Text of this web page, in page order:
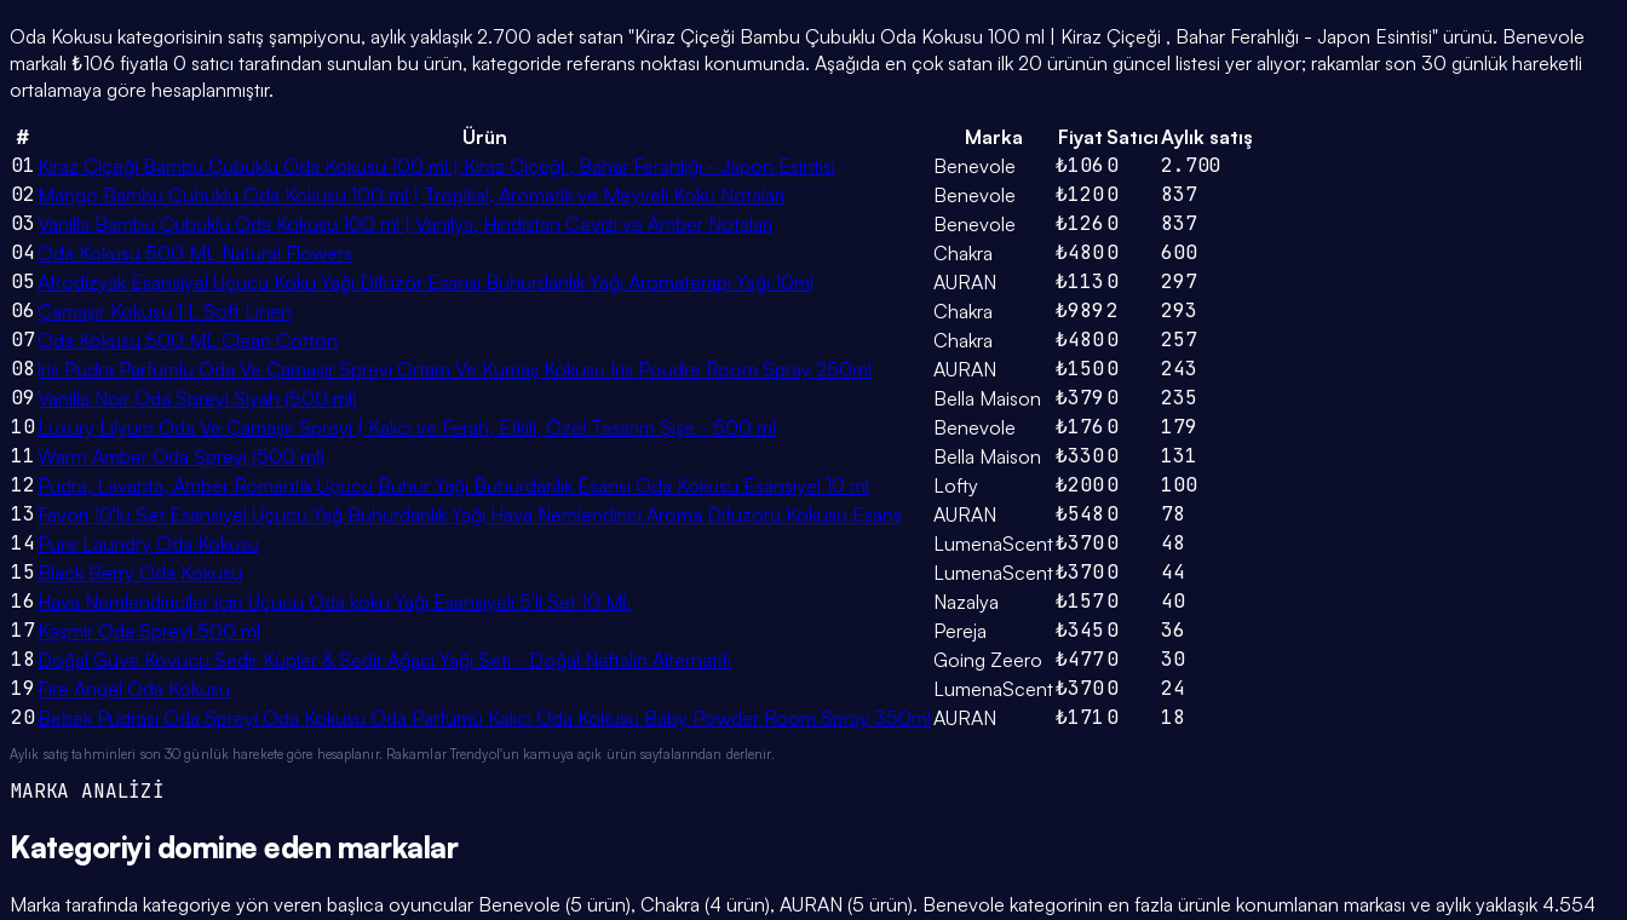
Oda Kokusu kategorisinin satış şampiyonu, aylık yaklaşık 2.700 adet satan "Kiraz Çiçeği Bambu Çubuklu Oda Kokusu 100 ml | Kiraz Çiçeği , Bahar Ferahlığı - Japon Esintisi" ürünü. Benevole
markalı ₺106 fiyatla 0 satıcı tarafından sunulan bu ürün, kategoride referans noktası konumunda. Aşağıda en çok satan ilk 20 ürünün güncel listesi yer alıyor; rakamlar son 30 günlük hareketli
ortalamaya göre hesaplanmıştır.
#
Ürün Marka Fiyat SatıcıAylık satış
01 Kiraz Çiçeği Bambu Çubuklu Oda Kokusu 100 ml | Kiraz Çiçeği , Bahar Ferahlığı - Japon Esintisi Benevole ₺106 0
2.700
02 Mango Bambu Çubuklu Oda Kokusu 100 ml | Tropikal, Aromatik ve Meyveli Koku Notaları Benevole ₺1200
837
03Vanilla Bambu Çubuklu Oda Kokusu 100 ml | Vanilya, Hindistan Cevizi ve Amber Notaları Benevole ₺126 0
837
04 Oda Kokusu 500 ML Natural Flowers Chakra ₺4800
600
05Afrodizyak Esansiyel Uçucu Koku Yağı Difüzör Esansı Buhurdanlık Yağı Aromaterapi Yağı 10ml AURAN ₺1130
297
06 Çamaşır Kokusu 1 L Soft Linen Chakra ₺9892
293
07Oda Kokusu 500 ML Clean Cotton Chakra ₺4800
257
08 İris Pudra Parfümlü Oda Ve Çamaşır Spreyi Ortam Ve Kumaş Kokusu Iris Poudre Room Spray 250ml AURAN ₺1500
243
09 Vanilla Noir Oda Spreyi Siyah (500 ml) Bella Maison ₺379 0
235
10Luxury Lilyum Oda Ve Çamaşır Spreyi | Kalıcı ve Ferah, Etkili, Özel Tasarım Şişe - 500 ml Benevole ₺176 0
179
11 Warm Amber Oda Spreyi (500 ml) Bella Maison ₺3300
131
12 Pudra, Lavanta, Amber Romantik Uçucu Buhur Yağı Buhurdanlık Esansı Oda Kokusu Esansiyel 10 ml Lofty ₺2000
100
13 Favori 10'lu Set Esansiyel Uçucu Yağ Buhurdanlık Yağı Hava Nemlendirici Aroma Difüzörü Kokusu Esans AURAN ₺548 0
78
14 Pure Laundry Oda Kokusu LumenaScent₺3700
48
15 Black Berry Oda Kokusu LumenaScent₺3700
44
16 Hava Nemlendiriciler için Uçucu Oda koku Yağı Esansiyeli 5'li Set 10 Ml. Nazalya ₺1570
40
17Kaşmir Oda Spreyi 500 ml Pereja ₺3450
36
18 Doğal Güve Kovucu Sedir Küpler & Sedir Ağacı Yağı Seti - Doğal Naftalin Alternatifi Going Zeero ₺4770
30
19 Fire Angel Oda Kokusu LumenaScent₺3700
24
20Bebek Pudrası Oda Spreyi Oda Kokusu Oda Parfümü Kalıcı Oda Kokusu Baby Powder Room Spray 350mlAURAN ₺171 0 18
Aylık satış tahminleri son 30 günlük harekete göre hesaplanır. Rakamlar Trendyol'un kamuya açık ürün sayfalarından derlenir.
MARKA ANALİZİ
Kategoriyi domine eden markalar
Marka tarafında kategoriye yön veren başlıca oyuncular Benevole (5 ürün), Chakra (4 ürün), AURAN (5 ürün). Benevole kategorinin en fazla ürünle konumlanan markası ve aylık yaklaşık 4.554